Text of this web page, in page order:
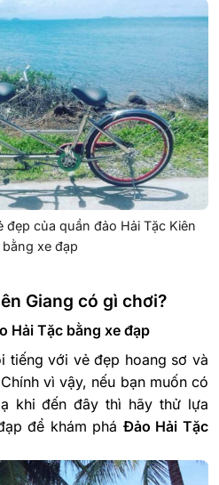
của quần đảo Hải Tặc Kiên
bằng xe đạp
Giang có gì chơi?
Hải Tặc bằng xe đạp
tiếng với vẻ đẹp hoang sơ và
vì vậy, nếu bạn muốn có
khi đến đây thì hãy thử lựa
để khám phá Đảo Hải Tặc